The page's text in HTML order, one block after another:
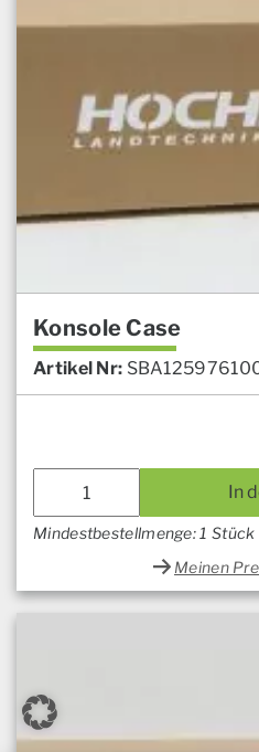
Konsole Case
Artikel Nr:
In
Mindestbestellmenge: 1 Stück
Meinen